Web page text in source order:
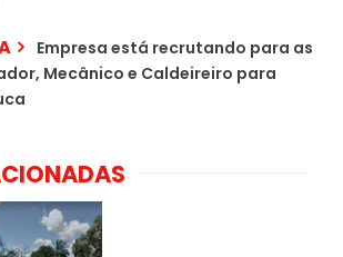
Empresa está recrutando para as
Mecânico e Caldeireiro para